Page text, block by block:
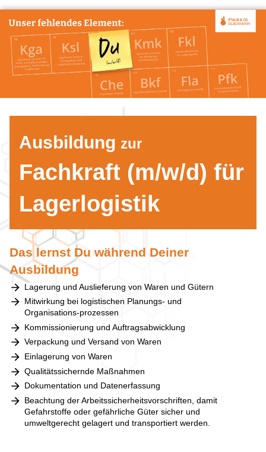
Ausbildung zur
Fachkraft (m/w/d) für
Lagerlogistik
Das lernst Du während Deiner
Ausbildung
Lagerung und Auslieferung von Waren und Gütern
Mitwirkung bei logistischen Planungs- und
Organisations-prozessen
Kommissionierung und Auftragsabwicklung
Verpackung und Versand von Waren
Einlagerung von Waren
Qualitätssichernde Maßnahmen
Dokumentation und Datenerfassung
Beachtung der Arbeitssicherheitsvorschriften, damit
Gefahrstoffe oder gefährliche Güter sicher und
umweltgerecht gelagert und transportiert werden.